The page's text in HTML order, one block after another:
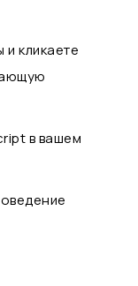
кликаете
в вашем